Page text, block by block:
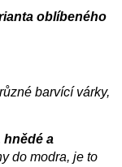
oblíbeného
barvící várky,
hnědé a
do modra, je to